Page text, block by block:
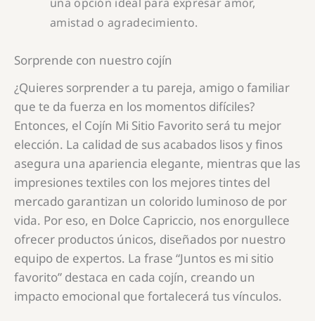
amistad o agradecimiento.
Sorprende con nuestro cojín
¿Quieres sorprender a tu pareja, amigo o familiar
que te da fuerza en los momentos difíciles?
Entonces, el Cojín Mi Sitio Favorito será tu mejor
elección. La calidad de sus acabados lisos y finos
asegura una apariencia elegante, mientras que las
impresiones textiles con los mejores tintes del
mercado garantizan un colorido luminoso de por
vida. Por eso, en Dolce Capriccio, nos enorgullece
ofrecer productos únicos, diseñados por nuestro
equipo de expertos. La frase “Juntos es mi sitio
favorito” destaca en cada cojín, creando un
impacto emocional que fortalecerá tus vínculos.